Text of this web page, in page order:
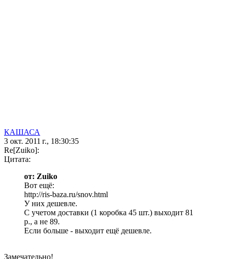
КАШАСА
3 окт. 2011 г., 18:30:35
Re[Zuiko]:
Цитата:
от: Zuiko
Вот ещё:
http://ris-baza.ru/snov.html
У них дешевле.
С учетом доставки (1 коробка 45 шт.) выходит 81
р., а не 89.
Если больше - выходит ещё дешевле.
Замечательно!